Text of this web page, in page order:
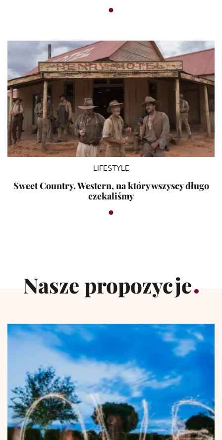
LIFESTYLE
Sweet Country. Western, na który wszyscy długo
czekaliśmy
Nasze propozycje